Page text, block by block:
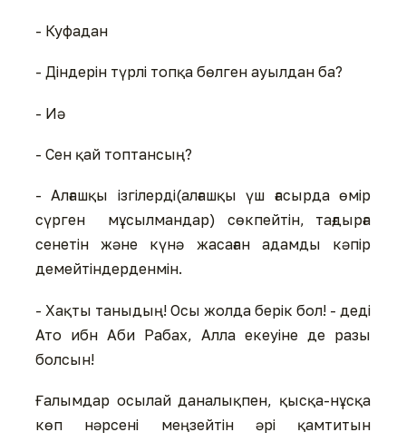
- Куфадан
- Діндерін түрлі топқа бөлген ауылдан ба?
- Иә
- Сен қай топтансың?
- Алғашқы ізгілерді(алғашқы үш ғасырда өмір
сүрген мұсылмандар) сөкпейтін, тағдырға
сенетін және күнә жасаған адамды кәпір
демейтіндерденмін.
- Хақты таныдың! Осы жолда берік бол! - деді
Ато ибн Аби Рабах, Алла екеуіне де разы
болсын!
Ғалымдар осылай даналықпен, қысқа-нұсқа
көп нәрсені меңзейтін әрі қамтитын